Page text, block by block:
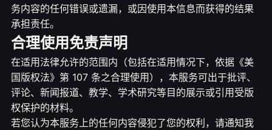
务内容的任何错误或遗漏，或因使用本信息而获得的结果
承担责任。
合理使用免责声明
在适用法律允许的范围内（包括在适用情况下，依据《美
国版权法》第 107 条之合理使用），本服务可出于批评、
评论、新闻报道、教学、学术研究等目的展示或引用受版
权保护的材料。
若您认为本服务上的任何内容侵犯了您的权利，请通知我